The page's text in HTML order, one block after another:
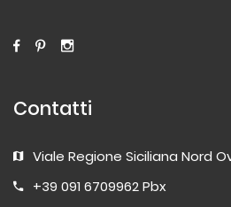
Contatti
Viale Regione Siciliana Nord
+39 091 6709962 Pbx